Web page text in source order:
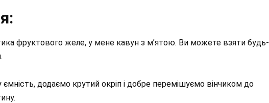
фруктового желе, у мене кавун з м’ятою. Ви можете взяти будь-
додаємо крутий окріп і добре перемішуємо вінчиком до